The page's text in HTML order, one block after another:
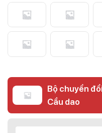
Bộ chuyển
Cầu dao